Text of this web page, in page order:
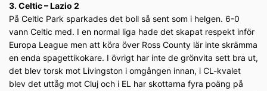
3. Celtic – Lazio 2
På Celtic Park sparkades det boll så sent som i helgen. 6-0
vann Celtic med. I en normal liga hade det skapat respekt inför
Europa League men att köra över Ross County lär inte skrämma
en enda spagettikokare. I övrigt har inte de grönvita sett bra ut,
det blev torsk mot Livingston i omgången innan, i CL-kvalet
blev det uttåg mot Cluj och i EL har skottarna fyra poäng på